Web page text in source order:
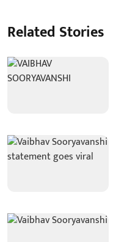
Related Stories